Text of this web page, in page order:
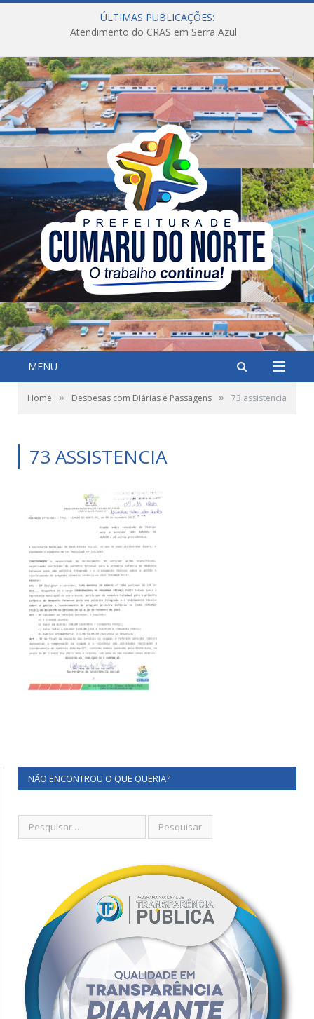
ÚLTIMAS PUBLICAÇÕES:
Atendimento do CRAS em Serra Azul
MENU
Home » Despesas com Diárias e Passagens » 73 assistencia
73 ASSISTENCIA
NÃO ENCONTROU O QUE QUERIA?